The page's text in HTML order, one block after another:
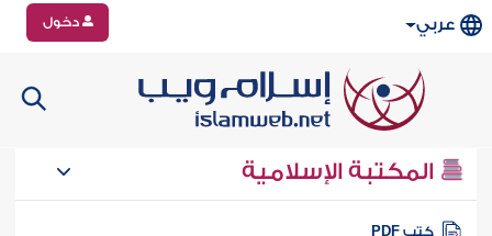
عربي دخول
المكتبة الإسلامية